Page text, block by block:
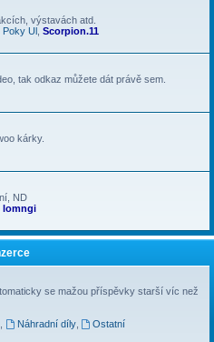
výstavách atd.
Poky Ul Scorpion.11
tak odkaz můžete dát právě sem.
kárky.
ND
lomngi
se mažou příspěvky starší víc než
Náhradní díly,
Ostatní